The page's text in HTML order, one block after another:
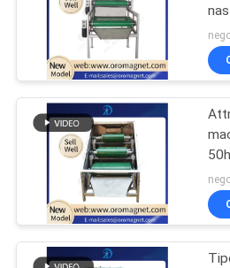
PRIVACY
POLICYSeparatore
magnetico
il